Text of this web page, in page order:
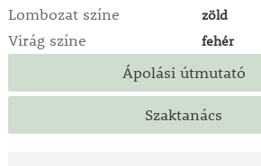
Lombozat színe zöld
Virág színe fehér
Ápolási útmutató
Szaktanács